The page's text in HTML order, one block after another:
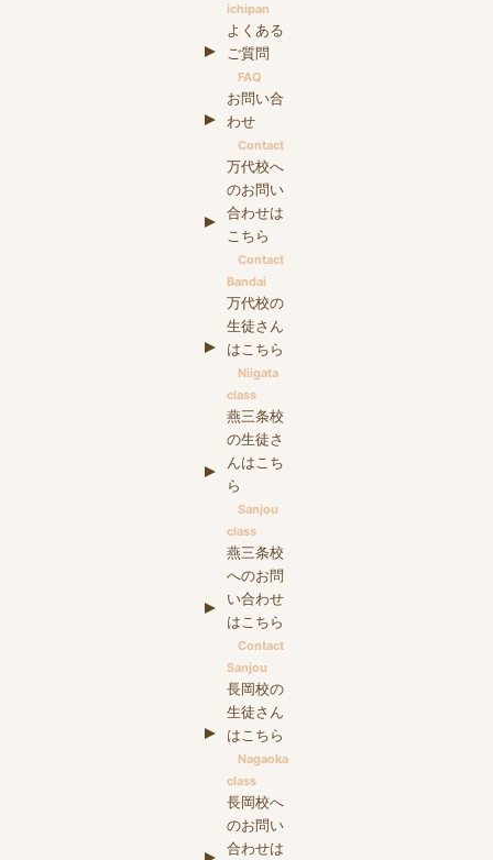
ichipan
よくある
ご質問
FAQ
お問い合
わせ
Contact
万代校へ
のお問い
合わせは
こちら
Contact
Bandai
万代校の
生徒さん
はこちら
Niigata
class
燕三条校
の生徒さ
んはこち
ら
Sanjou
class
燕三条校
へのお問
い合わせ
はこちら
Contact
Sanjou
長岡校の
生徒さん
はこちら
Nagaoka
class
長岡校へ
のお問い
合わせは